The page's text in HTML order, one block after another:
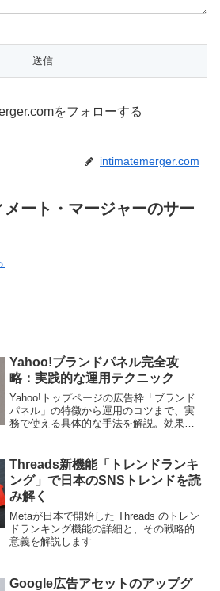
をフォローする
intimatemerger.com
ート・マージャーのサー
Yahoo!ブランドパネル完全攻
略：実践的な運用テクニック
Yahoo!トップページの広告枠「ブランド
パネル」の特徴から運用のコツまで、実
務で使える具体的な手法を解説。効果的
Threads新機能「トレンドランキ
ング」で日本のSNSトレンドを読
み解く
Metaが日本で開始した Threads のトレン
ドランキング機能の詳細と、その戦略的
意義を解説します
Google広告アセットのアップグ